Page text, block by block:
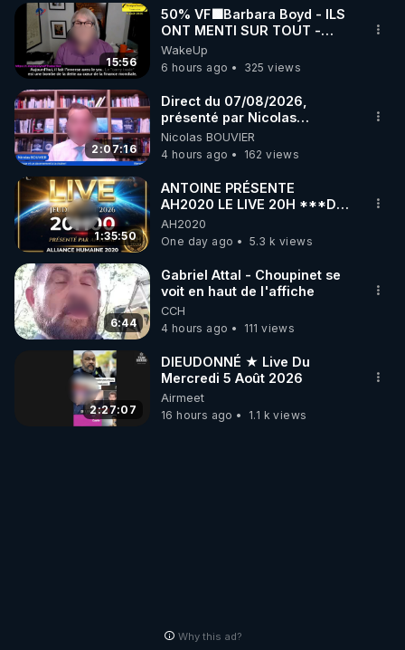
▶ 30 jours gratuit sur l’application de méditation et
de bien-être ENVOL :
Rendez-vous sur https://www.envol.app/code
le code : REGENERE
15:56
50% VF🟩Barbara Boyd - ILS
ONT MENTI SUR TOUT -
Jocelyne Traduction
WakeUp
6 hours ago
325 views
2:07:16
Direct du 07/08/2026,
présenté par Nicolas
BOUVIER
Nicolas BOUVIER
4 hours ago
162 views
1:35:50
ANTOINE PRÉSENTE
AH2020 LE LIVE 20H ***DU
06/08/2026***
AH2020
One day ago
5.3 k views
6:44
Gabriel Attal - Choupinet se
voit en haut de l'affiche
CCH
4 hours ago
111 views
2:27:07
DIEUDONNÉ ★ Live Du
Mercredi 5 Août 2026
Airmeet
16 hours ago
1.1 k views
Why this ad?